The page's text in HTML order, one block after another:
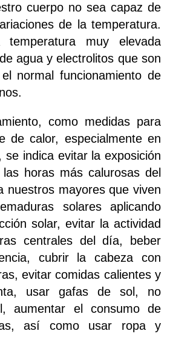
cuerpo no sea capaz de
de la temperatura.
muy elevada
agua y electrolitos que son
normal funcionamiento de
como medidas para
de calor, especialmente en
se indica evitar la exposición
horas más calurosas del
nuestros mayores que viven
solares aplicando
solar, evitar la actividad
centrales del día, beber
cubrir la cabeza con
evitar comidas calientes y
usar gafas de sol, no
aumentar el consumo de
así como usar ropa y